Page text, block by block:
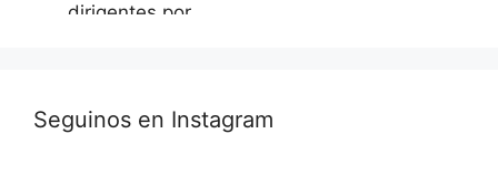
dirigentes por
o deportivo de
Seguinos en Instagram